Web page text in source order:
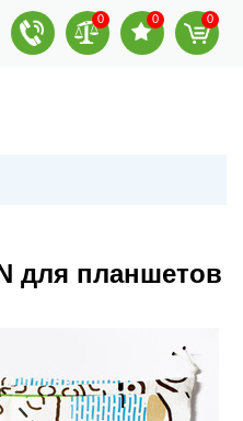
0 0 0
для планшетов